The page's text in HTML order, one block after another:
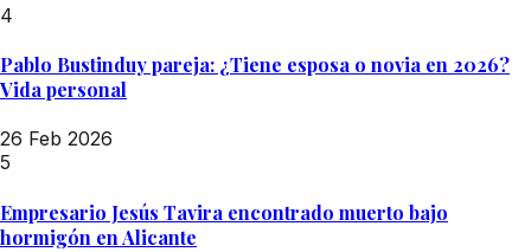
4
Pablo Bustinduy pareja: ¿Tiene esposa o novia en 2026?
Vida personal
26 Feb 2026
5
Empresario Jesús Tavira encontrado muerto bajo
hormigón en Alicante